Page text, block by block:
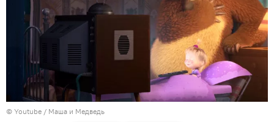
© Youtube / Маша и Медведь